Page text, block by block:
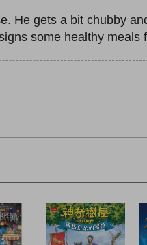
He gets a bit chubby
some healthy